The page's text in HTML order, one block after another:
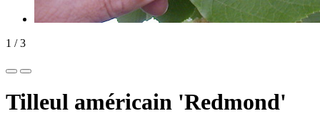
1 /3
Tilleul américain 'Redmond'